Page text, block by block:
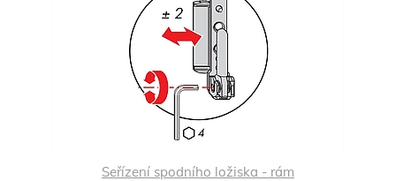
Seřízení spodního ložiska - rám